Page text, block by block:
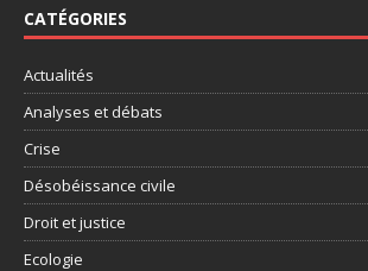
CATÉGORIES
Actualités
Analyses et débats
Crise
Désobéissance civile
Droit et justice
Ecologie